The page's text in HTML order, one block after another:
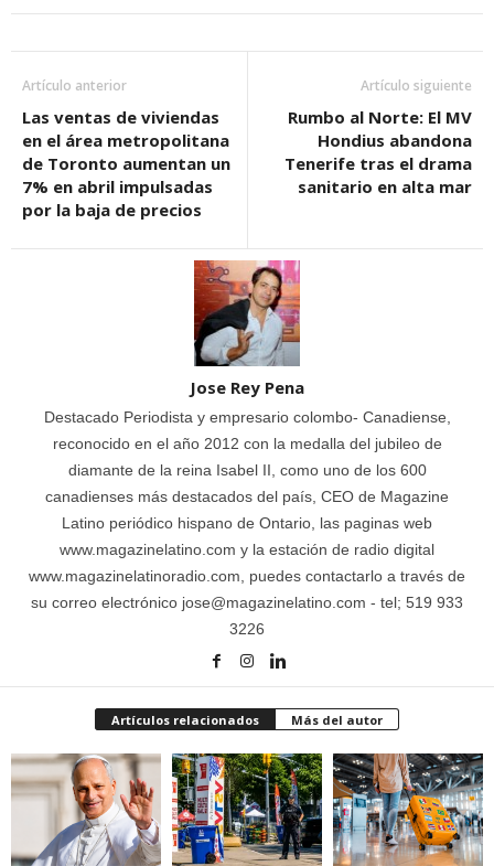
Artículo anterior
Las ventas de viviendas
en el área metropolitana
de Toronto aumentan un
7% en abril impulsadas
por la baja de precios
Artículo siguiente
Rumbo al Norte: El MV
Hondius abandona
Tenerife tras el drama
sanitario en alta mar
Jose Rey Pena
Destacado Periodista y empresario colombo- Canadiense,
reconocido en el año 2012 con la medalla del jubileo de
diamante de la reina Isabel II, como uno de los 600
canadienses más destacados del país, CEO de Magazine
Latino periódico hispano de Ontario, las paginas web
www.magazinelatino.com y la estación de radio digital
www.magazinelatinoradio.com, puedes contactarlo a través de
su correo electrónico jose@magazinelatino.com - tel; 519 933
3226
Artículos relacionados Más del autor